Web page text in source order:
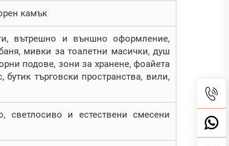
камък
вътрешно и външно оформление,
мивки за тоалетни масички, душ
подове, зони за хранене, фоайета
търговски пространства, вили,
светлосиво и естествени смесени